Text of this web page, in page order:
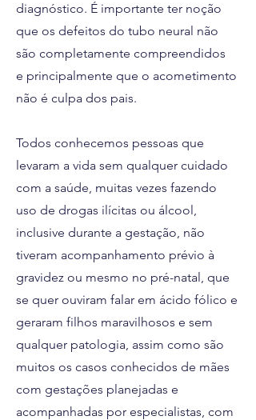
diagnóstico. É importante ter noção
que os defeitos do tubo neural não
são completamente compreendidos
e principalmente que o acometimento
não é culpa dos pais.
Todos conhecemos pessoas que
levaram a vida sem qualquer cuidado
com a saúde, muitas vezes fazendo
uso de drogas ilícitas ou álcool,
inclusive durante a gestação, não
tiveram acompanhamento prévio à
gravidez ou mesmo no pré-natal, que
se quer ouviram falar em ácido fólico e
geraram filhos maravilhosos e sem
qualquer patologia, assim como são
muitos os casos conhecidos de mães
com gestações planejadas e
acompanhadas por especialistas, com